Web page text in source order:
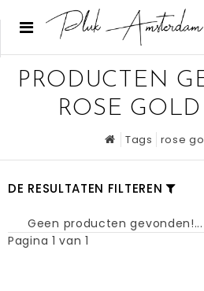
PRODUCTEN
ROSE
Tags rose
DE RESULTATEN FILTEREN
Geen producten gevonden!...
Pagina 1 van 1